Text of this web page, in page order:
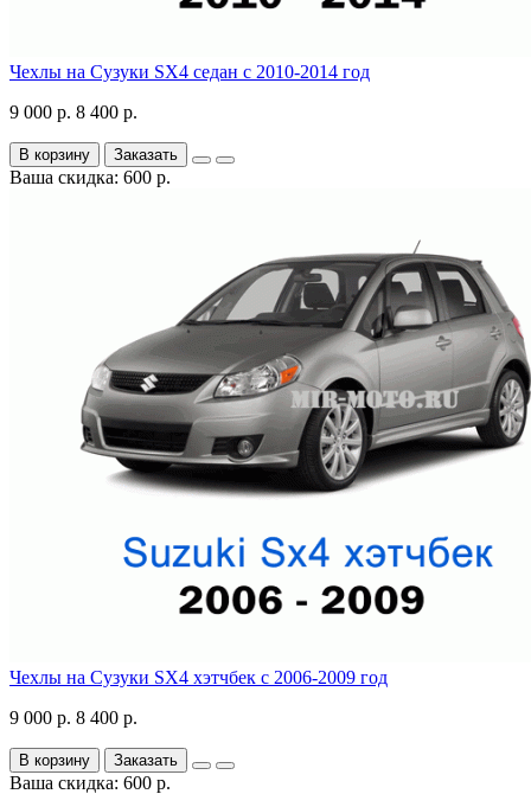
Чехлы на Сузуки SX4 седан с 2010-2014 год
9 000 р. 8 400 р.
В корзину Заказать
Ваша скидка: 600 р.
Чехлы на Сузуки SX4 хэтчбек с 2006-2009 год
9 000 р. 8 400 р.
В корзину Заказать
Ваша скидка: 600 р.